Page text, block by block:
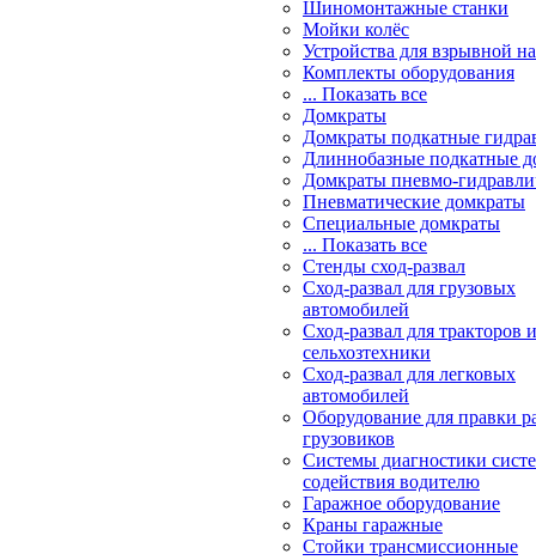
Шиномонтажные станки
Мойки колёс
Устройства для взрывной
Комплекты оборудования
... Показать все
Домкраты
Домкраты подкатные
Длиннобазные подкатные
Домкраты пневмо-
Пневматические домкраты
Специальные домкраты
... Показать все
Стенды сход-развал
Сход-развал для грузовых
автомобилей
Сход-развал для тракторов и
сельхозтехники
Сход-развал для легковых
автомобилей
Оборудование для правки
грузовиков
Системы диагностики
содействия водителю
Гаражное оборудование
Краны гаражные
Стойки трансмиссионные